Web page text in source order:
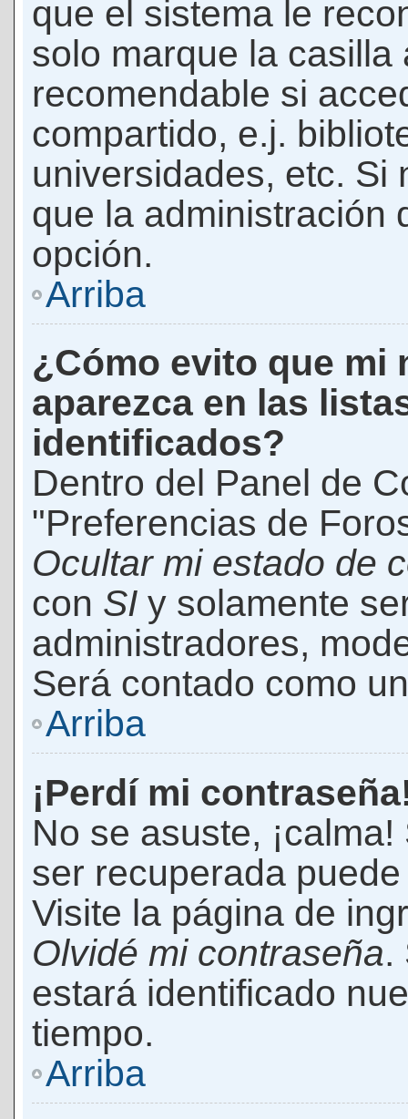
que el sistema le
solo marque la casilla
recomendable si
compartido, e.j.
universidades, etc. Si
que la administración
opción.
Arriba
¿Cómo evito que mi
aparezca en las
identificados?
Dentro del Panel de
"Preferencias de
Ocultar mi estado de
con SI y solamente
administradores,
Será contado como
Arriba
¡Perdí mi
No se asuste,
ser recuperada
Visite la página de
Olvidé mi contraseña.
estará identificado
tiempo.
Arriba